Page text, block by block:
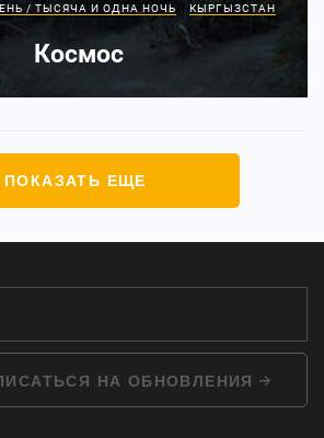
/ ТЫСЯЧА И ОДНА НОЧЬ КЫРГЫЗСТАН
Космос
ПОКАЗАТЬ ЕЩЕ
НА ОБНОВЛЕНИЯ